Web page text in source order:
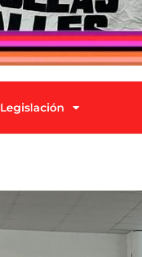
Legislación